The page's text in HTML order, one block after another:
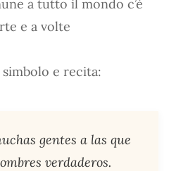
a tutto il mondo c’è
e a volte
e recita:
gentes a las que
verdaderos.